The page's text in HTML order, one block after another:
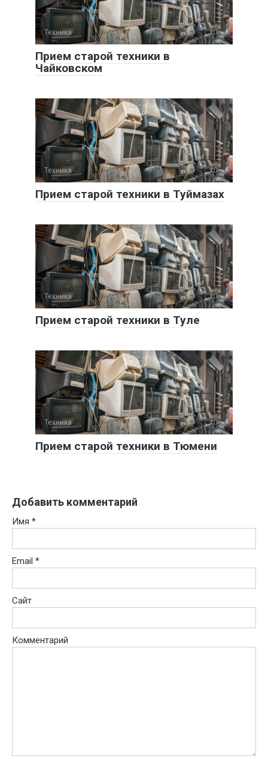
Техника 0
Прием старой техники в
Чайковском
Техника 0
Прием старой техники в Туймазах
Техника 0
Прием старой техники в Туле
Техника 0
Прием старой техники в Тюмени
Добавить комментарий
Имя *
Email *
Сайт
Комментарий